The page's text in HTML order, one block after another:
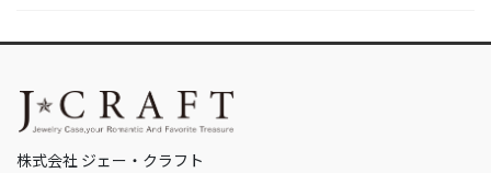
株式会社 ジェー・クラフト